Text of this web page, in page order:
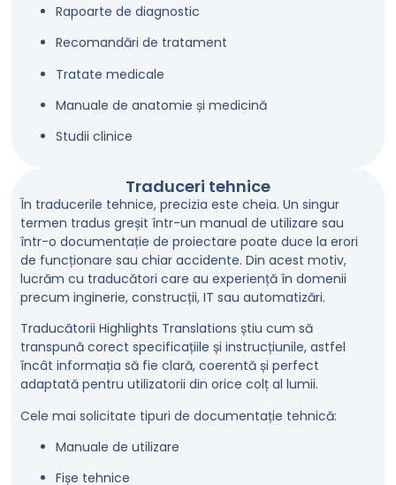
Rapoarte de diagnostic
Recomandări de tratament
Tratate medicale
Manuale de anatomie și medicină
Studii clinice
Traduceri tehnice
În traducerile tehnice, precizia este cheia. Un singur
termen tradus greșit într-un manual de utilizare sau
într-o documentație de proiectare poate duce la erori
de funcționare sau chiar accidente. Din acest motiv,
lucrăm cu traducători care au experiență în domenii
precum inginerie, construcții, IT sau automatizări.
Traducătorii Highlights Translations știu cum să
transpună corect specificațiile și instrucțiunile, astfel
încât informația să fie clară, coerentă și perfect
adaptată pentru utilizatorii din orice colț al lumii.
Cele mai solicitate tipuri de documentație tehnică:
Manuale de utilizare
Fișe tehnice